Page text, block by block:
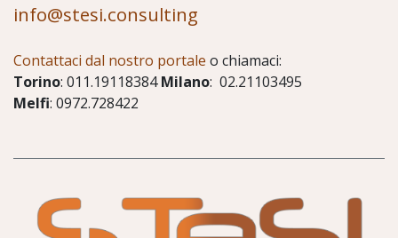
info@stesi.consulting
Contattaci dal nostro portale o chiamaci:
Torino: 011.19118384Milano: 02.21103495
Melfi: 0972.728422